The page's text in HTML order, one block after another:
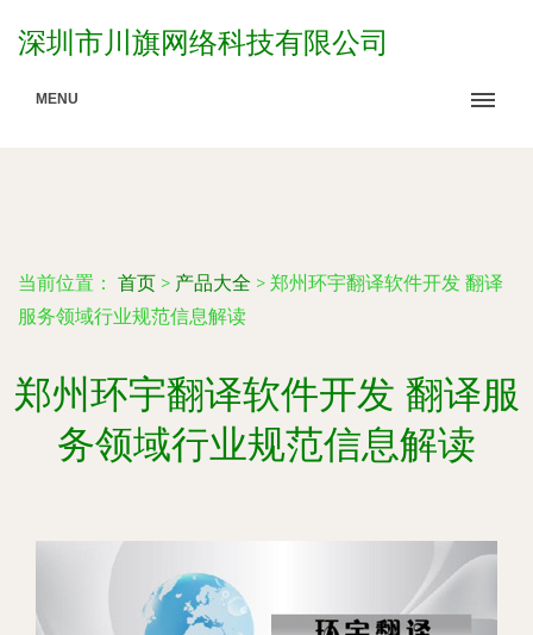
深圳市川旗网络科技有限公司
MENU
当前位置： 首页 > 产品大全 > 郑州环宇翻译软件开发 翻译
服务领域行业规范信息解读
郑州环宇翻译软件开发 翻译服
务领域行业规范信息解读